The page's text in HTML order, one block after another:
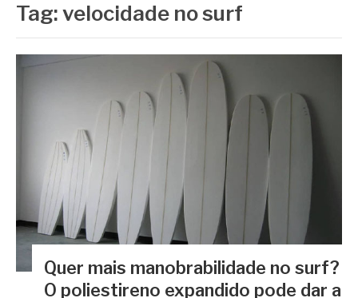
Tag:velocidade no surf
Quer mais manobrabilidade no surf?
O poliestireno expandido pode dar a